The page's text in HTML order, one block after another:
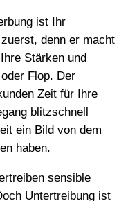
ist Ihr
denn er macht
Stärken und
Flop. Der
Zeit für Ihre
blitzschnell
ein Bild von dem
haben.
sensible
Untertreibung ist